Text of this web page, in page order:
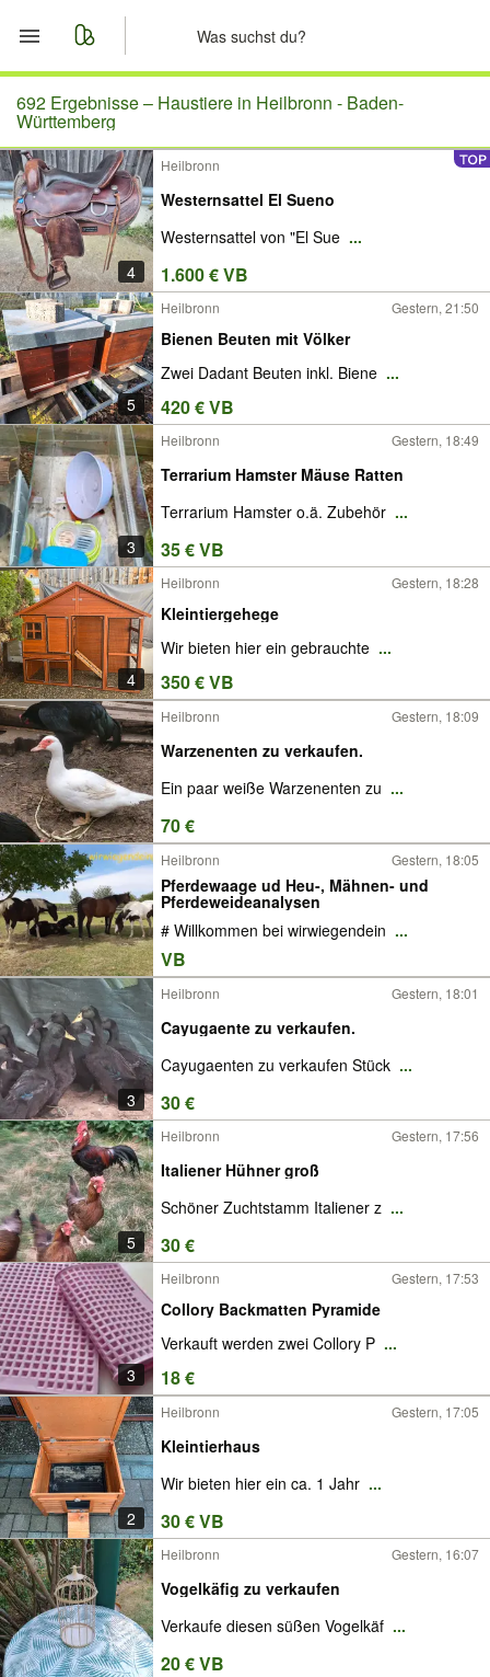
Start
Merkliste
Nachrichten
Anzeige aufgeben
692 Ergebnisse – Haustiere in Heilbronn - Baden-
Württemberg
4
Heilbronn
Westernsattel El Sueno
Westernsattel von "El Sue ...
1.600 € VB
5
Heilbronn Gestern, 21:50
Bienen Beuten mit Völker
Zwei Dadant Beuten inkl. Biene ...
420 € VB
3
Heilbronn Gestern, 18:49
Terrarium Hamster Mäuse Ratten
Terrarium Hamster o.ä. Zubehör ...
35 € VB
4
Heilbronn Gestern, 18:28
Kleintiergehege
Wir bieten hier ein gebrauchte ...
350 € VB
Heilbronn Gestern, 18:09
Warzenenten zu verkaufen.
Ein paar weiße Warzenenten zu ...
70 €
Heilbronn Gestern, 18:05
Pferdewaage ud Heu-, Mähnen- und
Pferdeweideanalysen
# Willkommen bei wirwiegendein ...
VB
3
Heilbronn Gestern, 18:01
Cayugaente zu verkaufen.
Cayugaenten zu verkaufen Stück ...
30 €
5
Heilbronn Gestern, 17:56
Italiener Hühner groß
Schöner Zuchtstamm Italiener z ...
30 €
3
Heilbronn Gestern, 17:53
Collory Backmatten Pyramide
Verkauft werden zwei Collory P ...
18 €
2
Heilbronn Gestern, 17:05
Kleintierhaus
Wir bieten hier ein ca. 1 Jahr ...
30 € VB
Heilbronn Gestern, 16:07
Vogelkäfig zu verkaufen
Verkaufe diesen süßen Vogelkäf ...
20 € VB